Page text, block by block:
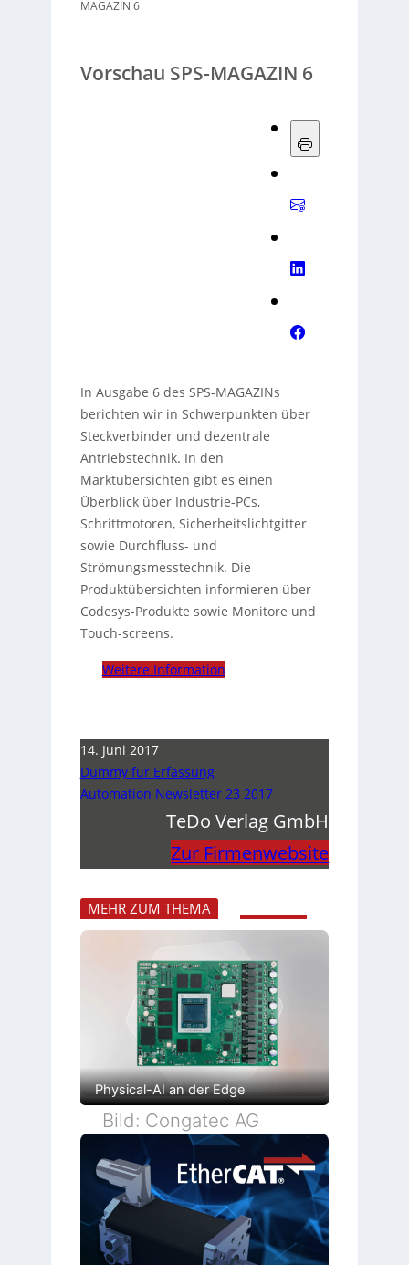
MAGAZIN 6
Vorschau SPS-MAGAZIN 6
In Ausgabe 6 des SPS-MAGAZINs
berichten wir in Schwerpunkten über
Steckverbinder und dezentrale
Antriebstechnik. In den
Marktübersichten gibt es einen
Überblick über Industrie-PCs,
Schrittmotoren, Sicherheitslichtgitter
sowie Durchfluss- und
Strömungsmesstechnik. Die
Produktübersichten informieren über
Codesys-Produkte sowie Monitore und
Touch-screens.
Weitere Information
14. Juni 2017
Dummy für Erfassung
Automation Newsletter 23 2017
TeDo Verlag GmbH
Zur Firmenwebsite
MEHR ZUM THEMA
Physical-AI an der Edge
Bild: Congatec AG